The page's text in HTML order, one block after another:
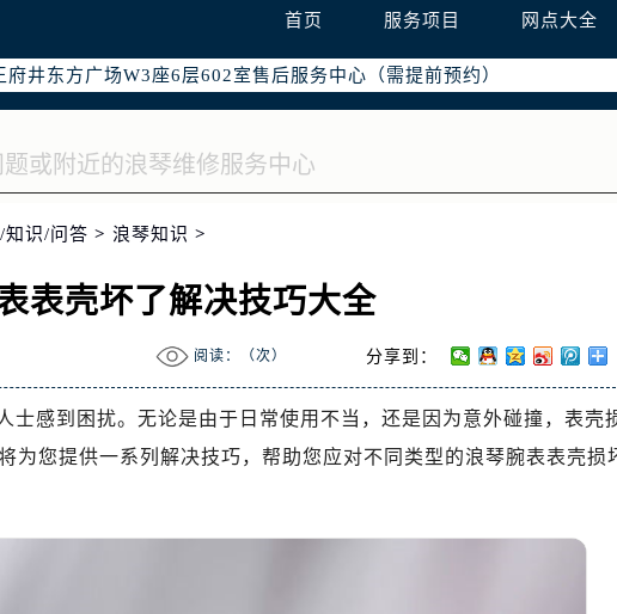
首页 服务项目 网点大全
6号华熙国际中心D座11层1102室售后服务中心（需提前预约）
井东方广场W3座6层602室售后服务中心（需提前预约）
知识/问答 > 浪琴知识 >
表壳坏了解决技巧大全
阅读：（次） 分享到：
士感到困扰。无论是由于日常使用不当，还是因为意外碰撞，表壳
为您提供一系列解决技巧，帮助您应对不同类型的浪琴腕表表壳损